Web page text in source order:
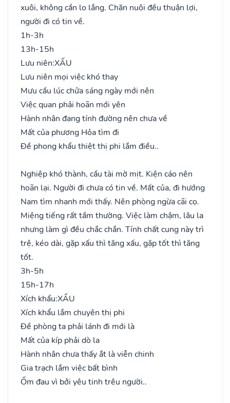
xuôi, không cần lo lắng. Chăn nuôi đều thuận lợi,
người đi có tin về.
1h-3h
13h-15h
Lưu niên:XẤU
Lưu niên mọi việc khó thay
Mưu cầu lúc chửa sáng ngày mới nên
Việc quan phải hoãn mới yên
Hành nhân đang tính đường nên chưa về
Mất của phương Hỏa tìm đi
Đề phong khẩu thiệt thị phi lắm điều..
Nghiệp khó thành, cầu tài mờ mịt. Kiện cáo nên
hoãn lại. Người đi chưa có tin về. Mất của, đi hướng
Nam tìm nhanh mới thấy. Nên phòng ngừa cãi cọ.
Miệng tiếng rất tầm thường. Việc làm chậm, lâu la
nhưng làm gì đều chắc chắn. Tính chất cung này trì
trệ, kéo dài, gặp xấu thì tăng xấu, gặp tốt thì tăng
tốt.
3h-5h
15h-17h
Xích khẩu:XẤU
Xích khẩu lắm chuyên thị phi
Đề phòng ta phải lánh đi mới là
Mất của kíp phải dò la
Hành nhân chưa thấy ắt là viễn chinh
Gia trạch lắm việc bất bình
Ốm đau vì bởi yêu tinh trêu người..